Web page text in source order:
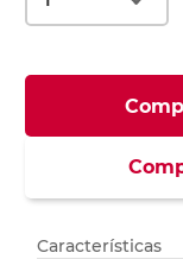
Características